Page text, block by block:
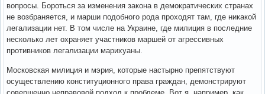
вопросы. Бороться за изменения закона в демократических странах
не возбраняется, и марши подобного рода проходят там, где никакой
легализации нет. В том числе на Украине, где милиция в последние
несколько лет охраняет участников маршей от агрессивных
противников легализации марихуаны.
Московская милиция и мэрия, которые настырно препятствуют
осуществлению конституционного права граждан, демонстрируют